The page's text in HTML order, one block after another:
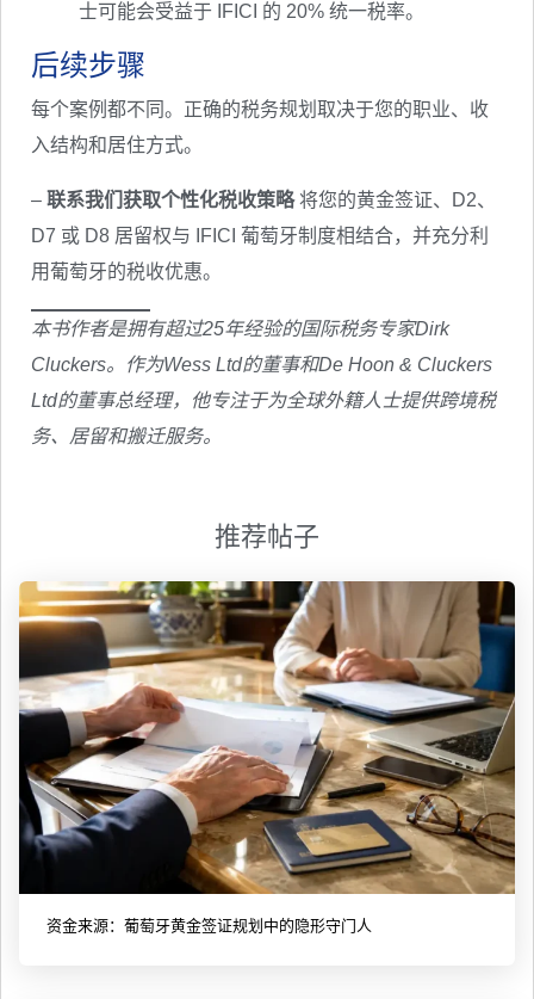
士可能会受益于 IFICI 的 20% 统一税率。
后续步骤
每个案例都不同。正确的税务规划取决于您的职业、收
入结构和居住方式。
– 联系我们获取个性化税收策略将您的黄金签证、D2、
D7 或 D8 居留权与 IFICI 葡萄牙制度相结合，并充分利
用葡萄牙的税收优惠。
本书作者是拥有超过25年经验的国际税务专家Dirk
Cluckers。作为Wess Ltd的董事和De Hoon & Cluckers
Ltd的董事总经理，他专注于为全球外籍人士提供跨境税
务、居留和搬迁服务。
推荐帖子
资金来源：葡萄牙黄金签证规划中的隐形守门人